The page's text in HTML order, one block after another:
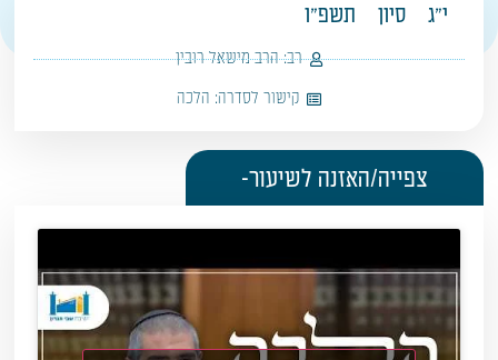
י"ג סיון תשפ"ו
רב: הרב מישאל רובין
קישור לסדרה: הלכה
צפייה/האזנה לשיעור-